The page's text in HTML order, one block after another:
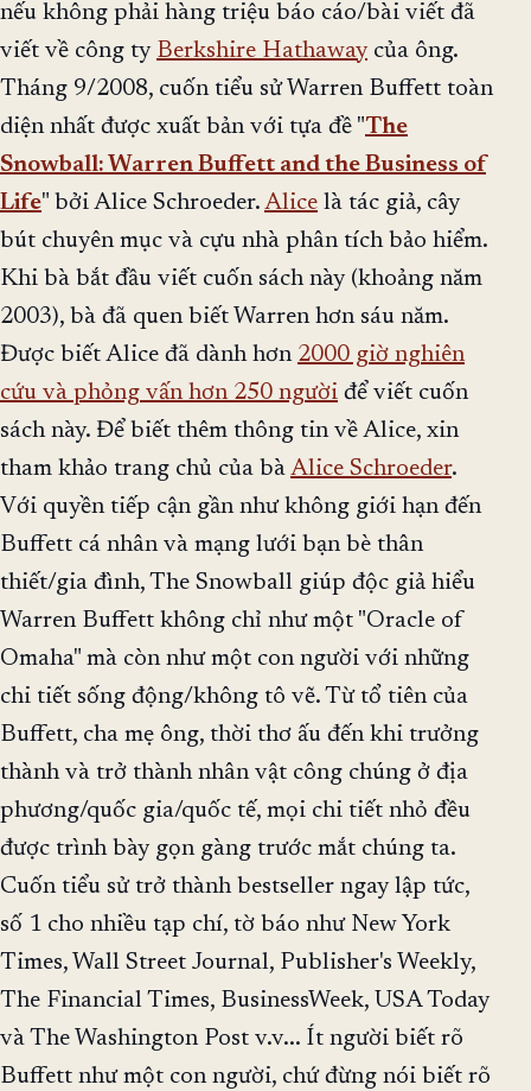
nếu không phải hàng triệu báo cáo/bài viết đã
viết về công ty Berkshire Hathaway của ông.
Tháng 9/2008, cuốn tiểu sử Warren Buffett toàn
diện nhất được xuất bản với tựa đề "The
Snowball: Warren Buffett and the Business of
Life" bởi Alice Schroeder. Alice là tác giả, cây
bút chuyên mục và cựu nhà phân tích bảo hiểm.
Khi bà bắt đầu viết cuốn sách này (khoảng năm
2003), bà đã quen biết Warren hơn sáu năm.
Được biết Alice đã dành hơn 2000 giờ nghiên
cứu và phỏng vấn hơn 250 người để viết cuốn
sách này. Để biết thêm thông tin về Alice, xin
tham khảo trang chủ của bà Alice Schroeder.
Với quyền tiếp cận gần như không giới hạn đến
Buffett cá nhân và mạng lưới bạn bè thân
thiết/gia đình, The Snowball giúp độc giả hiểu
Warren Buffett không chỉ như một "Oracle of
Omaha" mà còn như một con người với những
chi tiết sống động/không tô vẽ. Từ tổ tiên của
Buffett, cha mẹ ông, thời thơ ấu đến khi trưởng
thành và trở thành nhân vật công chúng ở địa
phương/quốc gia/quốc tế, mọi chi tiết nhỏ đều
được trình bày gọn gàng trước mắt chúng ta.
Cuốn tiểu sử trở thành bestseller ngay lập tức,
số 1 cho nhiều tạp chí, tờ báo như New York
Times, Wall Street Journal, Publisher's Weekly,
The Financial Times, BusinessWeek, USA Today
và The Washington Post v.v... Ít người biết rõ
Buffett như một con người, chứ đừng nói biết rõ